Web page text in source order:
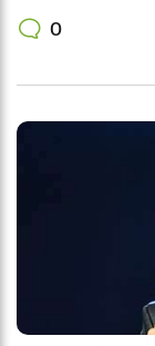
0